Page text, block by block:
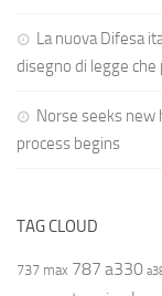
La nuova Difesa
disegno di legge
Norse seeks new
process begins
TAG CLOUD
737 max 787 a330